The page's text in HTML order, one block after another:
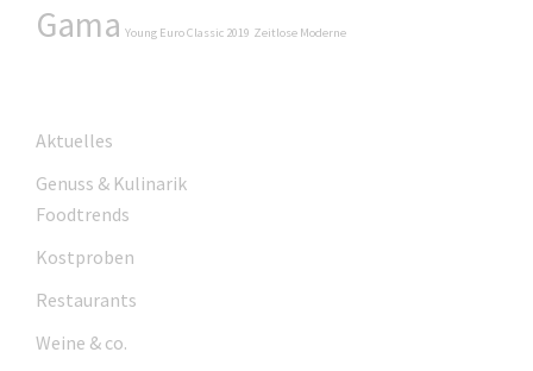
Gama Young Euro Classic 2019 Zeitlose Moderne
Aktuelles
Genuss & Kulinarik
Foodtrends
Kostproben
Restaurants
Weine & co.